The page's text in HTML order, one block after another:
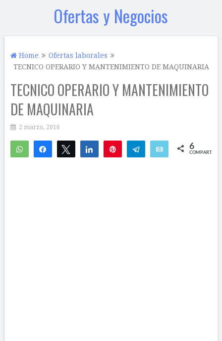
Ofertas y Negocios
Home
Ofertas laborales
TECNICO OPERARIO Y MANTENIMIENTO DE MAQUINARIA
TECNICO OPERARIO Y MANTENIMIENTO
DE MAQUINARIA
2 marzo, 2016
WhatsAppCompartirTwittear Compartir Telegram Email 6
COMPARTIR